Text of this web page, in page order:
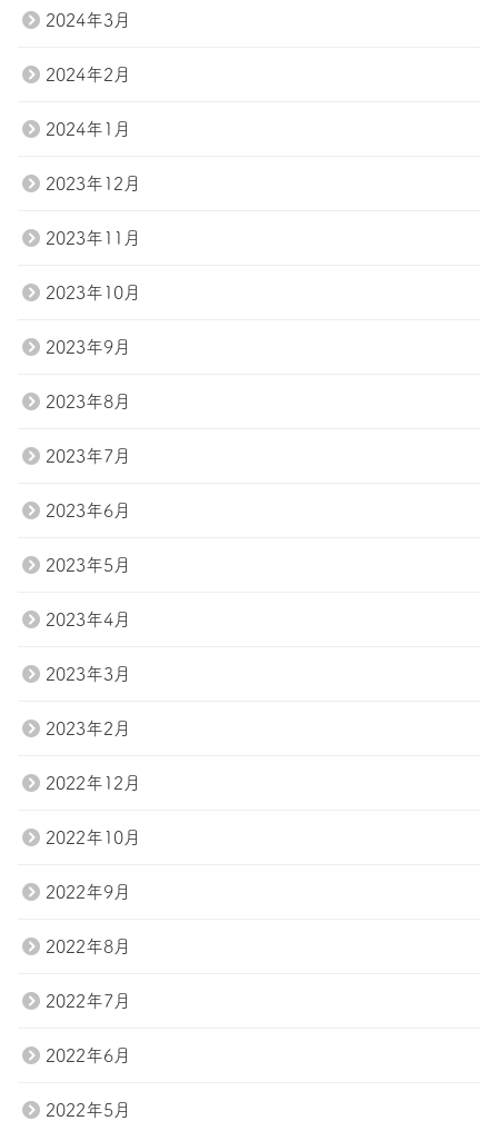
2024年3月
2024年2月
2024年1月
2023年12月
2023年11月
2023年10月
2023年9月
2023年8月
2023年7月
2023年6月
2023年5月
2023年4月
2023年3月
2023年2月
2022年12月
2022年10月
2022年9月
2022年8月
2022年7月
2022年6月
2022年5月